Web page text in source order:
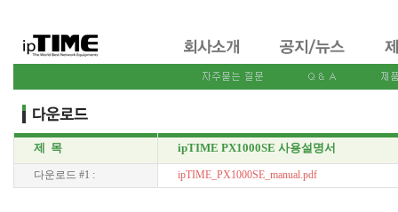
제 목 ipTIME PX1000SE 사용설명서
다운로드 #1 : ipTIME_PX1000SE_manual.pdf